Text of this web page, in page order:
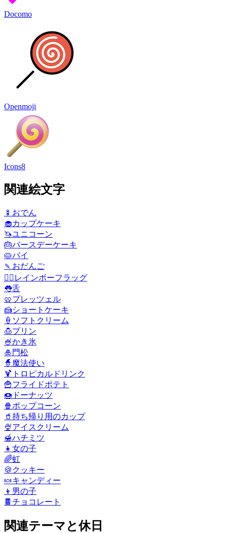
Docomo
Openmoji
Icons8
関連絵文字
🍢 おでん
🧁カップケーキ
🦄ユニコーン
🎂バースデーケーキ
🥧パイ
🍡 おだんご
🏳️‍🌈 レインボーフラッグ
👅舌
🥨プレッツェル
🍰ショートケーキ
🍦 ソフトクリーム
🍮プリン
🍧かき氷
🎍 門松
🧙 魔法使い
🍹 トロピカルドリンク
🍟フライドポテト
🍩 ドーナッツ
🍿 ポップコーン
🥤 持ち帰り用のカップ
🍨アイスクリーム
🍯ハチミツ
👧 女の子
🌈虹
🍪 クッキー
🍬キャンディー
👦 男の子
🍫 チョコレート
関連テーマと休日